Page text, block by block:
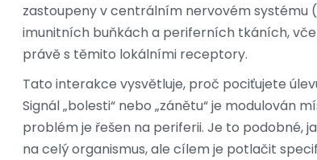
zastoupeny v centrálním nervovém
imunitních buňkách a periferních tkáních,
právě s těmito lokálními receptory.
Tato interakce vysvětluje, proč pociťujete
Signál „bolesti“ nebo „zánětu“ je modulován
problém je řešen na periferii. Je to podobné,
na celý organismus, ale cílem je potlačit